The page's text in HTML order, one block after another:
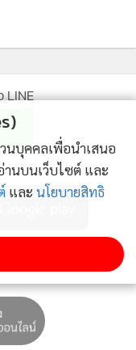
ตัวนาฬิกาบลองแปง
มมิตเมนต์ 3 (Fifty
สดงครั้งแรกของโลก
วโลกเท่านั้น โดยตัว
าธอมส์ ที่หน้าปัด
ท้องมหาสมุทร ด้วย
อดนวัตกรรมแห่ง
LINE
นบุคคลเพื่อนำเสนอ
นบนเว็บไซต์ และ
และ นโยบายสิทธิ